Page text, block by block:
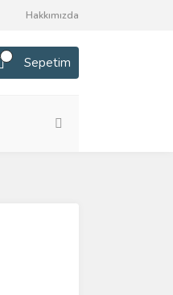
Hakkımızda
Sepetim